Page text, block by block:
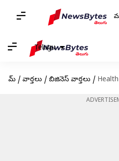
Telugu
హోమ్ / వార్తలు / బిజినెస్ వార్తలు / Health